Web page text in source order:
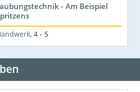
- Am Beispiel
, 4 - 5